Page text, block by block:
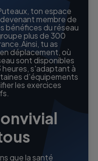
ton espace
membre de
bénéfices du réseau
plus de 300
tu as
déplacement, où
sont disponibles
heures, s'adaptant à
d’équipements
les exercices
que la santé